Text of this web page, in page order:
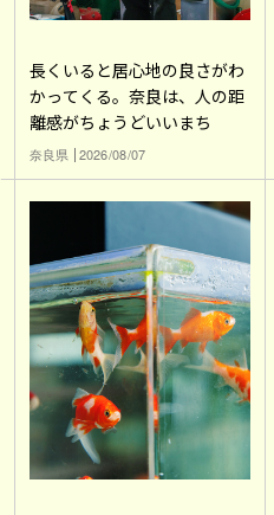
長くいると居心地の良さがわ
かってくる。奈良は、人の距
離感がちょうどいいまち
奈良県 2026/08/07